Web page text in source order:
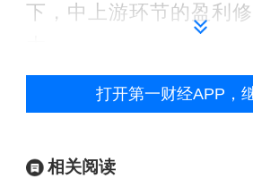
下，中上游环节的盈利
储能需求向好，锂价低位
短期来看，本轮碳酸锂
打开第一财经APP，
相关阅读